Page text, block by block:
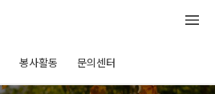
봉사활동 문의센터